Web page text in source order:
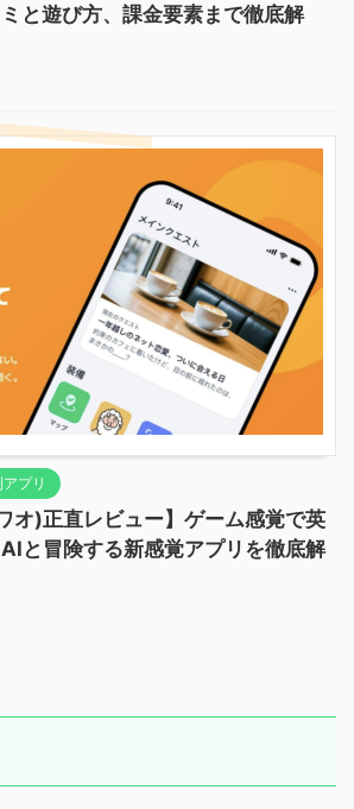
と遊び方、課金要素まで徹底解
プリ
オ)正直レビュー】ゲーム感覚で英
と冒険する新感覚アプリを徹底解